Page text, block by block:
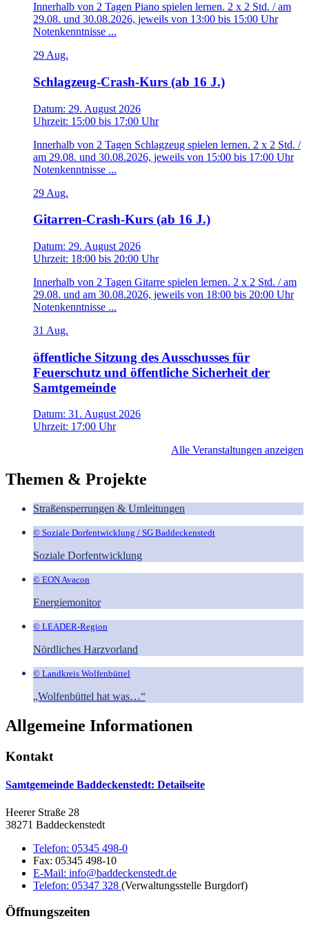
Innerhalb von 2 Tagen Piano spielen lernen. 2 x 2 Std. / am
29.08. und 30.08.2026, jeweils von 13:00 bis 15:00 Uhr
Notenkenntnisse ...
29 Aug.
Schlagzeug-Crash-Kurs (ab 16 J.)
Datum: 29. August 2026
Uhrzeit: 15:00 bis 17:00 Uhr
Innerhalb von 2 Tagen Schlagzeug spielen lernen. 2 x 2 Std. /
am 29.08. und 30.08.2026, jeweils von 15:00 bis 17:00 Uhr
Notenkenntnisse ...
29 Aug.
Gitarren-Crash-Kurs (ab 16 J.)
Datum: 29. August 2026
Uhrzeit: 18:00 bis 20:00 Uhr
Innerhalb von 2 Tagen Gitarre spielen lernen. 2 x 2 Std. / am
29.08. und am 30.08.2026, jeweils von 18:00 bis 20:00 Uhr
Notenkenntnisse ...
31 Aug.
öffentliche Sitzung des Ausschusses für
Feuerschutz und öffentliche Sicherheit der
Samtgemeinde
Datum: 31. August 2026
Uhrzeit: 17:00 Uhr
Alle Veranstaltungen anzeigen
Themen & Projekte
Straßensperrungen & Umleitungen
© Soziale Dorfentwicklung / SG Baddeckenstedt
Soziale Dorfentwicklung
© EON Avacon
Energiemonitor
© LEADER-Region
Nördliches Harzvorland
© Landkreis Wolfenbüttel
„Wolfenbüttel hat was…“
Allgemeine Informationen
Kontakt
Samtgemeinde Baddeckenstedt: Detailseite
Heerer Straße 28
38271 Baddeckenstedt
Telefon: 05345 498-0
Fax: 05345 498-10
E-Mail: info@baddeckenstedt.de
Telefon: 05347 328 (Verwaltungsstelle Burgdorf)
Öffnungszeiten